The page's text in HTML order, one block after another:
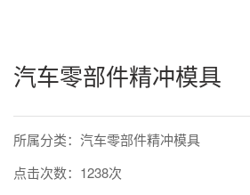
汽车零部件精冲模具
所属分类：汽车零部件精冲模具
点击次数：1238次